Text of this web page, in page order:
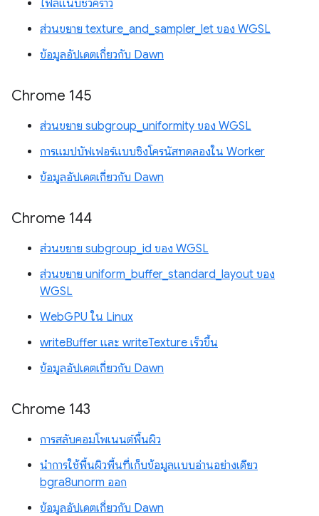
ไฟล์แนบชั่วคราว
ส่วนขยาย texture_and_sampler_let ของ WGSL
ข้อมูลอัปเดตเกี่ยวกับ Dawn
Chrome 145
ส่วนขยาย subgroup_uniformity ของ WGSL
การแมปบัฟเฟอร์แบบซิงโครนัสทดลองใน Worker
ข้อมูลอัปเดตเกี่ยวกับ Dawn
Chrome 144
ส่วนขยาย subgroup_id ของ WGSL
ส่วนขยาย uniform_buffer_standard_layout ของ
WGSL
WebGPU ใน Linux
writeBuffer และ writeTexture เร็วขึ้น
ข้อมูลอัปเดตเกี่ยวกับ Dawn
Chrome 143
การสลับคอมโพเนนต์พื้นผิว
นำการใช้พื้นผิวพื้นที่เก็บข้อมูลแบบอ่านอย่างเดียว
bgra8unorm ออก
ข้อมูลอัปเดตเกี่ยวกับ Dawn